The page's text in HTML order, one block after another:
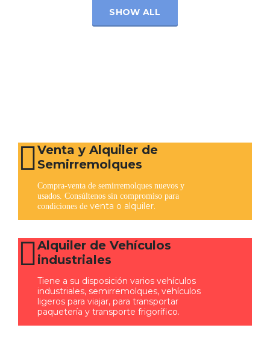
SHOW ALL
Venta y Alquiler de
Semirremolques
Compra-venta de semirremolques nuevos y
usados. Consúltenos sin compromiso para
condiciones de venta o alquiler.
Alquiler de Vehículos
industriales
Tiene a su disposición varios vehículos
industriales, semirremolques, vehículos
ligeros para viajar, para transportar
paquetería y transporte frigorífico.